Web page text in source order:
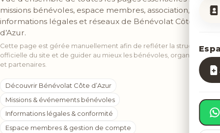
missions bénévoles, espace membres, association,
informations légales et réseaux de Bénévolat Côte
d’Azur.
Cette page est gérée manuellement afin de refléter la structure
officielle du site et de guider au mieux les bénévoles, organisateurs
et partenaires.
Découvrir Bénévolat Côte d’Azur
Missions & événements bénévoles
Informations légales & conformité
Espace membres & gestion de compte